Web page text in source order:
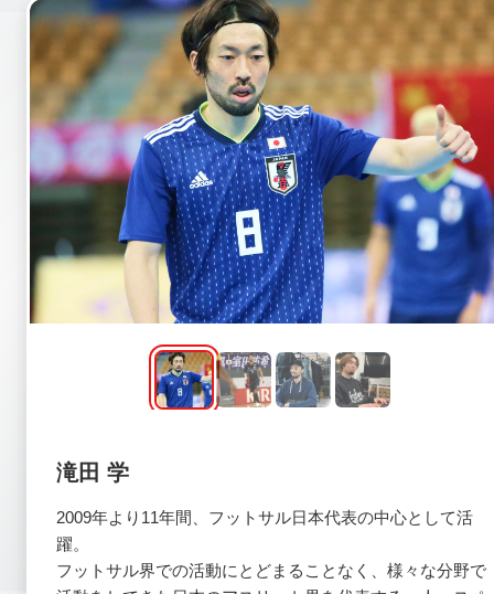
滝田 学
2009年より11年間、フットサル日本代表の中心として活
躍。
フットサル界での活動にとどまることなく、様々な分野で